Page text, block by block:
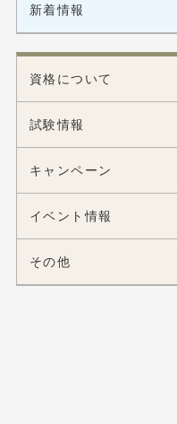
新着情報
資格について
試験情報
キャンペーン
イベント情報
その他